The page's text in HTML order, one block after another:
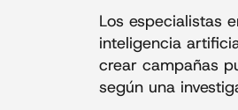
Los especialistas
inteligencia
crear campañas
según una